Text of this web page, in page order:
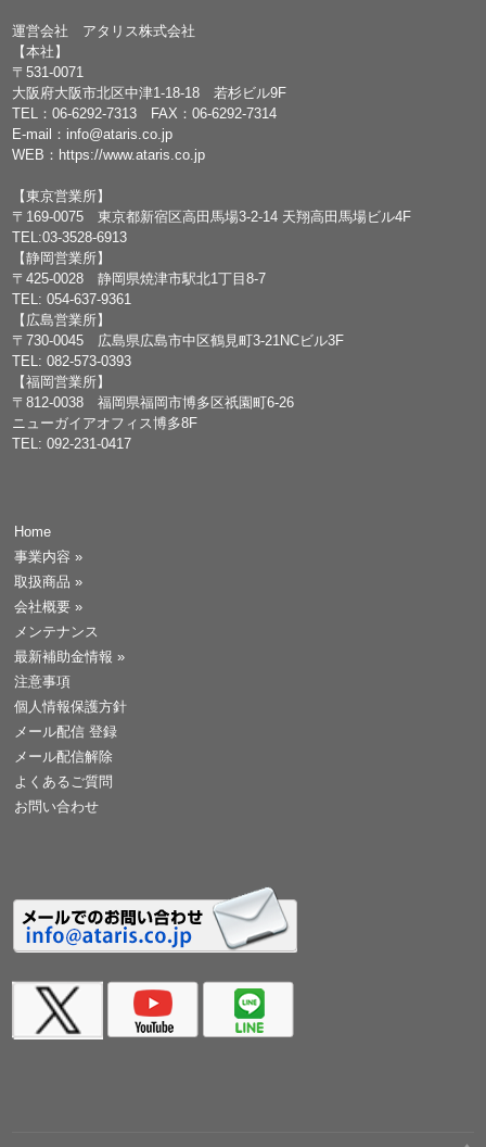
運営会社 アタリス株式会社
【本社】
〒531-0071
大阪府大阪市北区中津1-18-18 若杉ビル9F
TEL：06-6292-7313 FAX：06-6292-7314
E-mail： info@ataris.co.jp
WEB： https://www.ataris.co.jp
【東京営業所】
〒169-0075 東京都新宿区高田馬場3-2-14 天翔高田馬場ビル4F
TEL:03-3528-6913
【静岡営業所】
〒425-0028 静岡県焼津市駅北1丁目8-7
TEL: 054-637-9361
【広島営業所】
〒730-0045 広島県広島市中区鶴見町3-21NCビル3F
TEL: 082-573-0393
【福岡営業所】
〒812-0038 福岡県福岡市博多区祇園町6-26
ニューガイアオフィス博多8F
TEL: 092-231-0417
Home
事業内容 »
取扱商品 »
会社概要 »
メンテナンス
最新補助金情報 »
注意事項
個人情報保護方針
メール配信 登録
メール配信解除
よくあるご質問
お問い合わせ